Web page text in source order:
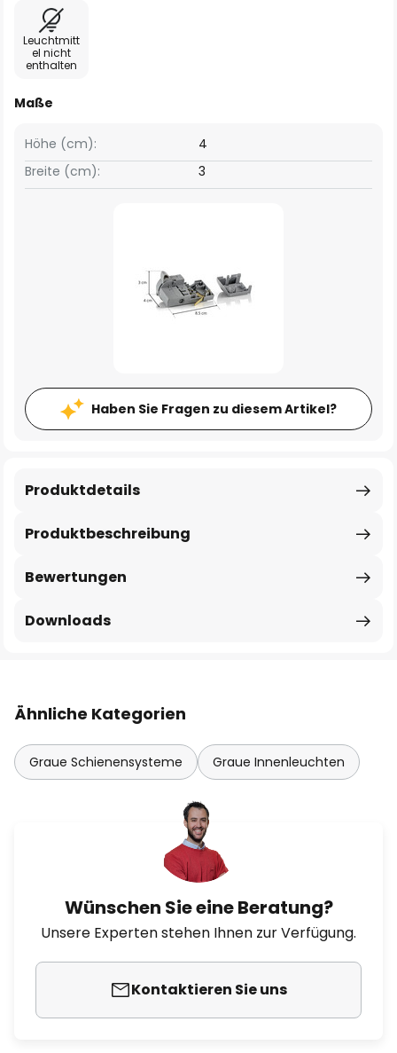
Leuchtmitt
el nicht
enthalten
Maße
Breite (cm): 3
Höhe (cm): 4
Haben Sie Fragen zu diesem Artikel?
Produktbeschreibung
Produktdetails
Bewertungen
Downloads
Ähnliche Kategorien
Graue Schienensysteme Graue Innenleuchten
Wünschen Sie eine Beratung?
Unsere Experten stehen Ihnen zur Verfügung.
Kontaktieren Sie uns